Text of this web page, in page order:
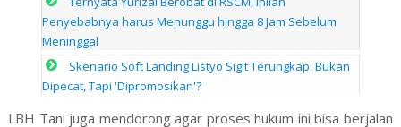
Penyebabnya harus Menunggu hingga 8 Jam Sebelum
Meninggal
Skenario Soft Landing Listyo Sigit Terungkap: Bukan
Dipecat, Tapi 'Dipromosikan'?
LBH Tani juga mendorong agar proses hukum ini bisa berjalan